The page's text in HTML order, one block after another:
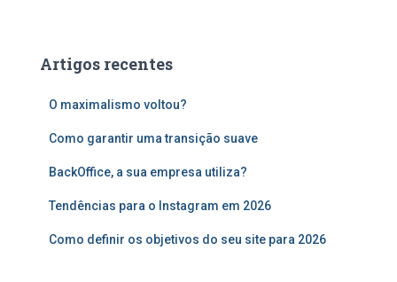
iArtigos recentes
O maximalismo voltou?
Como garantir uma transição suave
BackOffice, a sua empresa utiliza?
Tendências para o Instagram em 2026
Como definir os objetivos do seu site para 2026